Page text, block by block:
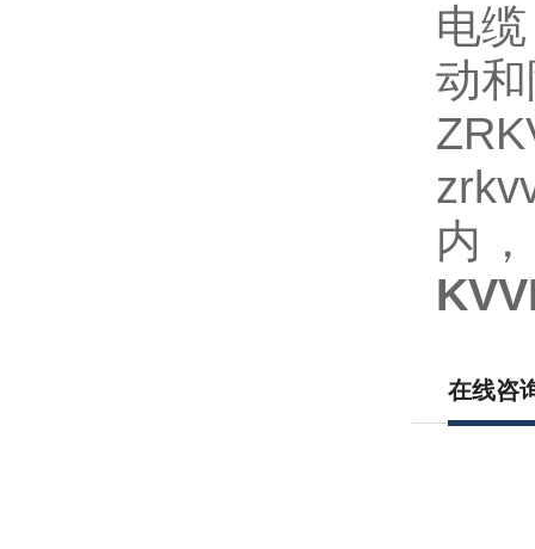
电
动
内
在线咨